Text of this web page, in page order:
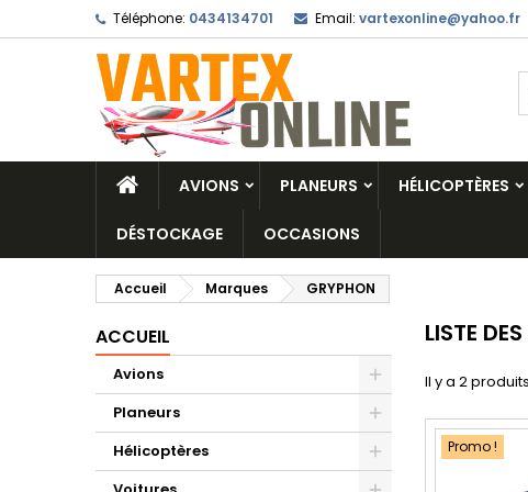
Téléphone: 0434134701 Email: vartexonline@yahoo.fr
AVIONS PLANEURS HÉLICOPTÈRES
DÉSTOCKAGE OCCASIONS
Accueil Marques GRYPHON
ACCUEIL
Avions
Planeurs
Hélicoptères
LISTE
Il y a 2
Promo !